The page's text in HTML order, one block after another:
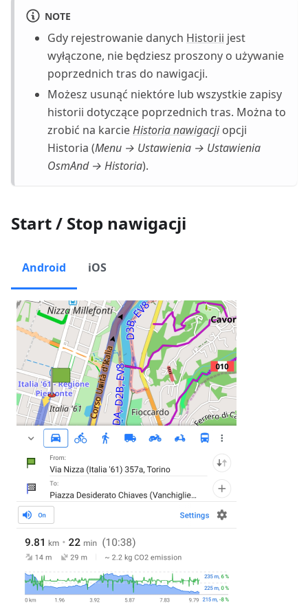
NOTE
Gdy rejestrowanie danych Historii jest
wyłączone, nie będziesz proszony o używanie
poprzednich tras do nawigacji.
Możesz usunąć niektóre lub wszystkie zapisy
historii dotyczące poprzednich tras. Można to
zrobić na karcieHistoria nawigacjiopcji
Historia (Menu → Ustawienia → Ustawienia
OsmAnd → Historia).
Start / Stop nawigacji
Android iOS